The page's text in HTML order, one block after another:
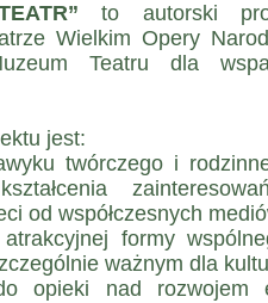
to autorski
Wielkim Opery
Teatru dla
jest:
twórczego i
od współczesnych
formy
ważnym dla
opieki nad rozwojem